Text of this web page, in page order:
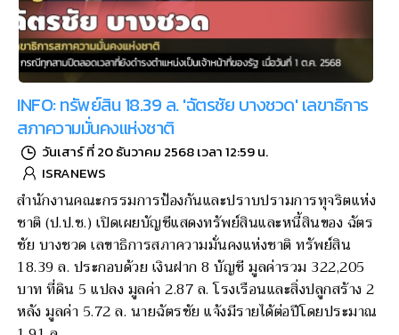
INFO: ทรัพย์สิน 18.39 ล. 'ฉัตรชัย บางชวด' เลขาธิการ
สภาความมั่นคงแห่งชาติ
วันเสาร์ ที่ 20 ธันวาคม 2568 เวลา 12:59 น.
ISRANEWS
สำนักงานคณะกรรมการป้องกันและปราบปรามการทุจริตแห่ง
ชาติ (ป.ป.ช.) เปิดเผยบัญชีแสดงทรัพย์สินและหนี้สินของ ฉัตร
ชัย บางชวด เลขาธิการสภาความมั่นคงแห่งชาติ ทรัพย์สิน
18.39 ล. ประกอบด้วย เงินฝาก 8 บัญชี มูลค่ารวม 322,205
บาท ที่ดิน 5 แปลง มูลค่า 2.87 ล. โรงเรือนและสิ่งปลูกสร้าง 2
หลัง มูลค่า 5.72 ล. นายฉัตรชัย แจ้งมีรายได้ต่อปีโดยประมาณ